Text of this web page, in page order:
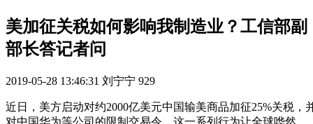
美加征关税如何影响我制造业？工信部副
部长答记者问
2019-05-28 13:46:31 刘宁宁 929
近日，美方启动对约2000亿美元中国输美商品加征25%关税，
对中国华为等公司的限制交易令，这一系列行为让全球哗然。